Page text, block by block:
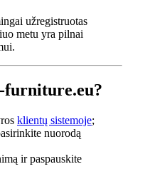
užregistruotas
metu yra pilnai
klientų sistemoje;
nuorodą
ir paspauskite